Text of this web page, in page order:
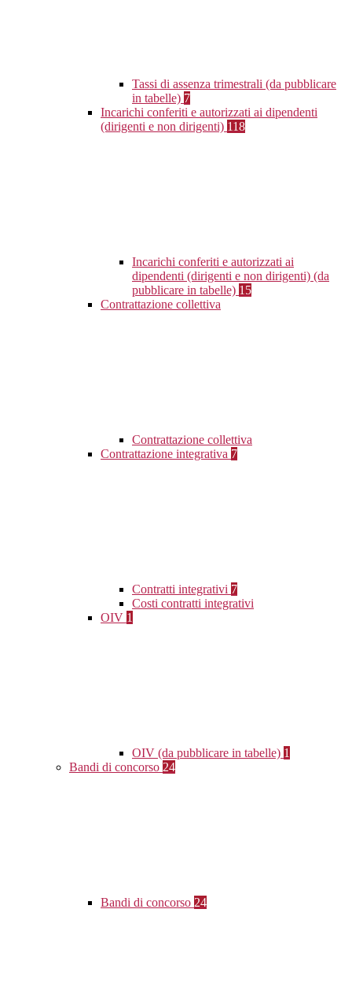
Tassi di assenza trimestrali (da pubblicare
in tabelle) 7
Incarichi conferiti e autorizzati ai dipendenti
(dirigenti e non dirigenti) 118
Incarichi conferiti e autorizzati ai
dipendenti (dirigenti e non dirigenti) (da
pubblicare in tabelle) 15
Contrattazione collettiva
Contrattazione collettiva
Contrattazione integrativa 7
Contratti integrativi 7
Costi contratti integrativi
OIV 1
OIV (da pubblicare in tabelle) 1
Bandi di concorso 24
Bandi di concorso 24